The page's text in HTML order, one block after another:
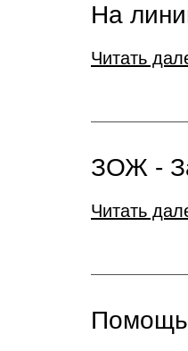
На
Читать
ЗОЖ -
Читать
Помощь